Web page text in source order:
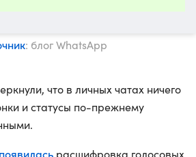
: блог WhatsApp
что в личных чатах ничего
и статусы по-прежнему
появилась расшифровка голосовых